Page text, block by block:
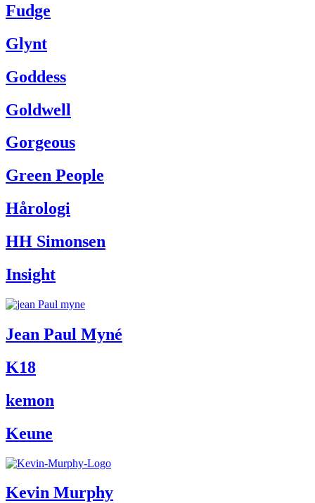
Fudge
Glynt
Goddess
Goldwell
Gorgeous
Green People
Hårologi
HH Simonsen
Insight
Jean Paul Myné
K18
kemon
Keune
Kevin Murphy